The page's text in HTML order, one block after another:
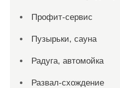
Профит-сервис
Пузырьки, сауна
Радуга, автомойка
Развал-схождение